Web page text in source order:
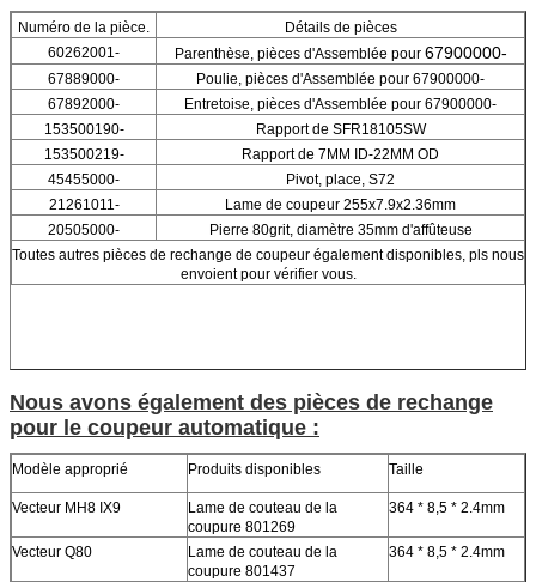
Numéro de la pièce.
Détails de pièces
60262001-
Parenthèse, pièces d'Assemblée pour 67900000-
67889000-
Poulie, pièces d'Assemblée pour 67900000-
67892000-
Entretoise, pièces d'Assemblée pour 67900000-
153500190-
Rapport de SFR18105SW
153500219-
Rapport de 7MM ID-22MM OD
45455000-
Pivot, place, S72
21261011-
Lame de coupeur 255x7.9x2.36mm
20505000-
Pierre 80grit, diamètre 35mm d'affûteuse
Toutes autres pièces de rechange de coupeur également disponibles, pls nous
envoient pour vérifier vous.
Nous avons également des pièces de rechange
pour le coupeur automatique :
Modèle approprié Produits disponibles Taille
Vecteur MH8 IX9
Lame de couteau de la
coupure 801269
364 * 8,5 * 2.4mm
Vecteur Q80
Lame de couteau de la
coupure 801437
364 * 8,5 * 2.4mm